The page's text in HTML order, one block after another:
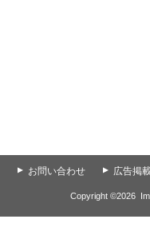
▲ お問い合わせ ▲ 広告掲
Copyright ©2026